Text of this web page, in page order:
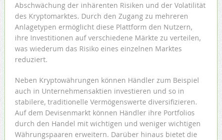
Abschwächung der inhärenten Risiken und der Volatilität
des Kryptomarktes. Durch den Zugang zu mehreren
Anlagetypen ermöglicht diese Plattform den Nutzern,
ihre Investitionen auf verschiedene Märkte zu verteilen,
was wiederum das Risiko eines einzelnen Marktes
reduziert.
Neben Kryptowährungen können Händler zum Beispiel
auch in Unternehmensaktien investieren und so in
stabilere, traditionelle Vermögenswerte diversifizieren.
Auf dem Devisenmarkt können Händler ihre Portfolios
durch den Handel mit wichtigen und weniger wichtigen
Währungspaaren erweitern. Darüber hinaus bietet die